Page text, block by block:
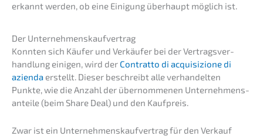
erkannt werden, ob eine Einigung überhaupt möglich ist.
Der Unter­neh­mens­kauf­ver­trag
Konnten sich Käufer und Verkäu­fer bei der Vertrags­ver­
hand­lung einigen, wird der Contrat­to di acqui­si­zio­ne di
azien­da erstellt. Dieser beschreibt alle verhan­del­ten
Punkte, wie die Anzahl der übernom­me­nen Unter­neh­mens­
an­tei­le (beim Share Deal) und den Kaufpreis.
Zwar ist ein Unter­neh­mens­kauf­ver­trag für den Verkauf